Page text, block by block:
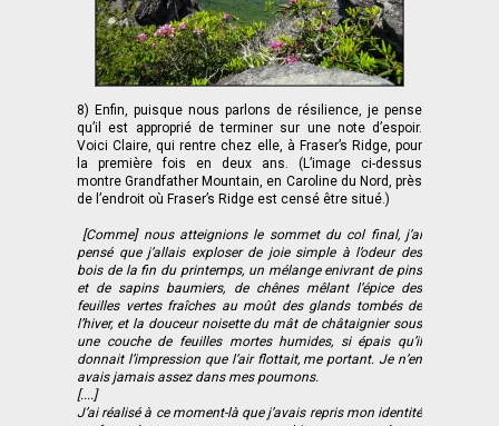
8) Enfin, puisque nous parlons de résilience, je pense
qu’il est approprié de terminer sur une note d’espoir.
Voici Claire, qui rentre chez elle, à Fraser’s Ridge, pour
la première fois en deux ans. (L’image ci-dessus
montre Grandfather Mountain, en Caroline du Nord, près
de l’endroit où Fraser’s Ridge est censé être situé.)
[Comme] nous atteignions le sommet du col final, j’ai
pensé que j’allais exploser de joie simple à l’odeur des
bois de la fin du printemps, un mélange enivrant de pins
et de sapins baumiers, de chênes mêlant l’épice des
feuilles vertes fraîches au moût des glands tombés de
l’hiver, et la douceur noisette du mât de châtaignier sous
une couche de feuilles mortes humides, si épais qu’il
donnait l’impression que l’air flottait, me portant. Je n’en
avais jamais assez dans mes poumons.
[....]
J’ai réalisé à ce moment-là que j’avais repris mon identité